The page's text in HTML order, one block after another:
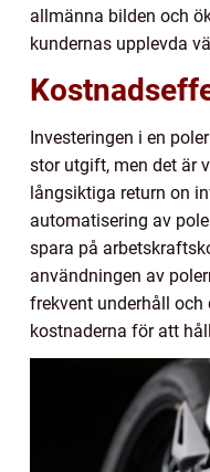
allmänna bilden och
kundernas upplevda
Investeringen i en
stor utgift, men det är
långsiktiga return on
automatisering av
spara på
användningen av
frekvent underhåll
kostnaderna för att